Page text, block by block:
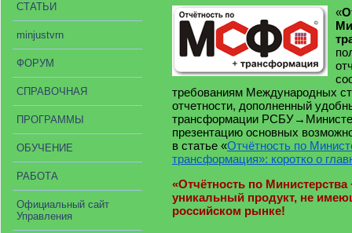
СТАТЬИ
minjustvrn
ФОРУМ
СПРАВОЧНАЯ
ПРОГРАММЫ
ОБУЧЕНИЕ
РАБОТА
Официальный сайт
Управления
«
требованиям Международных
отчетности, дополненный
трансформации
презентацию основных
в статье «Отчётность по
трансформация»: коротко о
«Отчётность по
уникальный продукт, не
российском рынке!